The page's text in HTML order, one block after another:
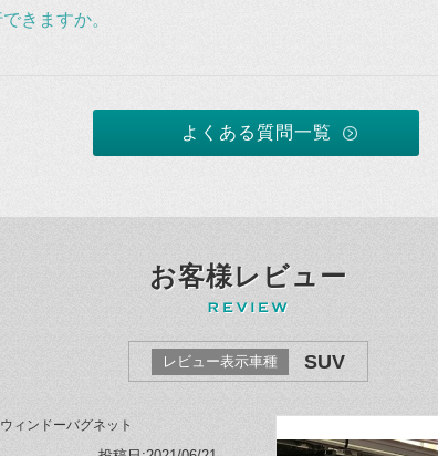
きますか。
よくある質問一覧
お客様レビュー
レビュー表示車種 SUV
ウィンドーバグネット